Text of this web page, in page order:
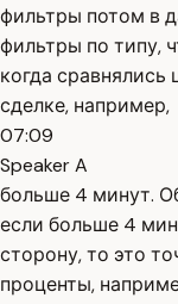
фильтры потом в
фильтры по типу,
когда
сделке, например,
07:09
Speaker A
больше 4 минут.
если больше 4
сторону, то это
проценты,